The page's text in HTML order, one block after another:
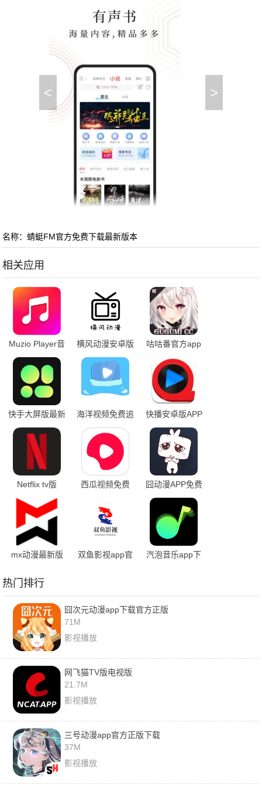
< >
名称：蜻蜓FM官方免费下载最新版本
相关应用
Muzio Player音
乐播放器专业版
下载
横风动漫安卓版
下载
咕咕番官方app
快手大屏版最新
版本
海洋视频免费追
剧app下载
快播安卓版APP
下载
Netflix tv版 西瓜视频免费
囧动漫APP免费
版
mx动漫最新版
双鱼影视app官
汽泡音乐app下
热门排行
囧次元动漫app下载官方正版
71M
影视播放
网飞猫TV版电视版
21.7M
影视播放
三号动漫app官方正版下载
37M
影视播放